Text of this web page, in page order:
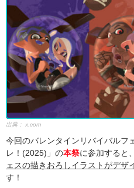
出典： x.com
今回のバレンタインリバイバルフ
レ！(2025)」の本祭に参加すると
ェスの描きおろしイラストがデザ
す！